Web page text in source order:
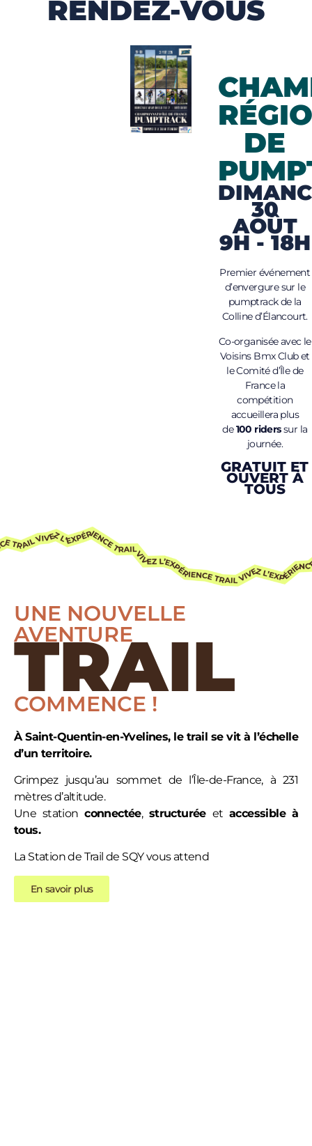
RENDEZ-VOUS
DE
30
AOÛT
9H - 18H
Premier événement
d’envergure sur le
pumptrack de la
Colline d’Élancourt.
Co-organisée avec le
Voisins Bmx Club et
le Comité d’Île de
France la
compétition
accueillera plus
de100 riderssur la
journée.
GRATUIT ET
OUVERT À
TOUS
UNE NOUVELLE
AVENTURE
TRAIL
COMMENCE !
À Saint-Quentin-en-Yvelines, le trail se vit à l’échelle
d’un territoire.
Grimpez jusqu’au sommet de l’Île-de-France, à 231
mètres d’altitude.
Une stationconnectée, structuréeet accessible à
tous.
La Station de Trail de SQY vous attend
En savoir plus